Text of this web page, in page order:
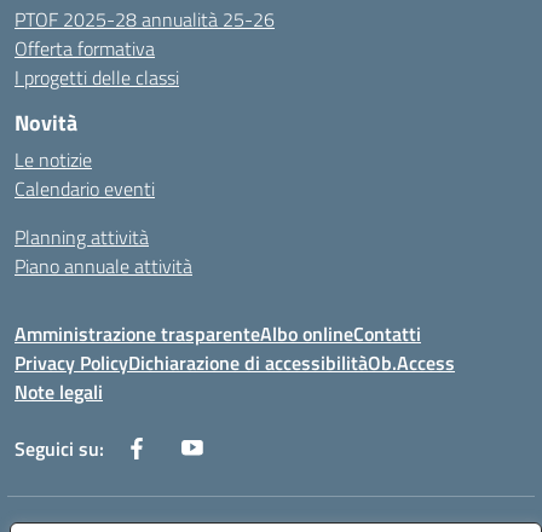
PTOF 2025-28 annualità 25-26
Offerta formativa
I progetti delle classi
Novità
Le notizie
Calendario eventi
Planning attività
Piano annuale attività
Amministrazione trasparenteAlbo onlineContatti
Privacy PolicyDichiarazione di accessibilitàOb.Access
Note legali
Seguici su: